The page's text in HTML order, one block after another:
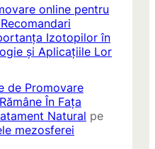
online pentru
Izotopilor în
și Aplicațiile Lor
de Promovare
În Fața
Natural pe
mezosferei